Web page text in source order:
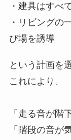
・建具はすべ
・リビングの
び場を誘導
という計画を
これにより、
「走る音が階
「階段の音が